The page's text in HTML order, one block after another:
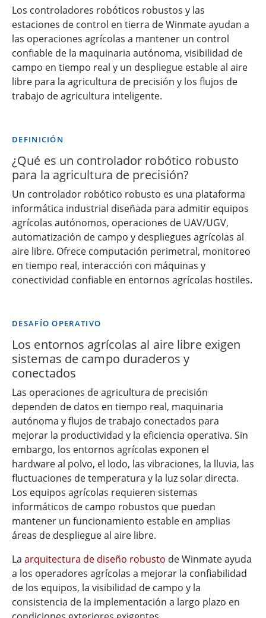
Los controladores robóticos robustos y las
estaciones de control en tierra de Winmate ayudan a
las operaciones agrícolas a mantener un control
confiable de la maquinaria autónoma, visibilidad de
campo en tiempo real y un despliegue estable al aire
libre para la agricultura de precisión y los flujos de
trabajo de agricultura inteligente.
DEFINICIÓN
¿Qué es un controlador robótico robusto
para la agricultura de precisión?
Un controlador robótico robusto es una plataforma
informática industrial diseñada para admitir equipos
agrícolas autónomos, operaciones de UAV/UGV,
automatización de campo y despliegues agrícolas al
aire libre. Ofrece computación perimetral, monitoreo
en tiempo real, interacción con máquinas y
conectividad confiable en entornos agrícolas hostiles.
DESAFÍO OPERATIVO
Los entornos agrícolas al aire libre exigen
sistemas de campo duraderos y
conectados
Las operaciones de agricultura de precisión
dependen de datos en tiempo real, maquinaria
autónoma y flujos de trabajo conectados para
mejorar la productividad y la eficiencia operativa. Sin
embargo, los entornos agrícolas exponen el
hardware al polvo, el lodo, las vibraciones, la lluvia, las
fluctuaciones de temperatura y la luz solar directa.
Los equipos agrícolas requieren sistemas
informáticos de campo robustos que puedan
mantener un funcionamiento estable en amplias
áreas de despliegue al aire libre.
La arquitectura de diseño robusto de Winmate ayuda
a los operadores agrícolas a mejorar la confiabilidad
de los equipos, la visibilidad de campo y la
consistencia de la implementación a largo plazo en